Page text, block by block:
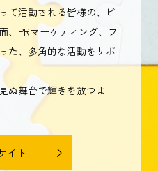
て活動される皆様の、ビ
、PRマーケティング、フ
た、多角的な活動をサポ
ぬ舞台で輝きを放つよ
イト